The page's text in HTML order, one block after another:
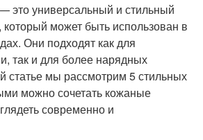
это универсальный и стильный
может быть использован в
Они подходят как для
так и для более нарядных
статье мы рассмотрим 5 стильных
можно сочетать кожаные
современно и